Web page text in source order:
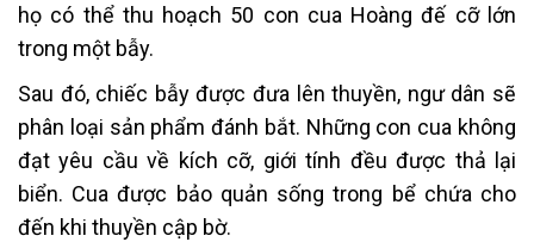
họ có thể thu hoạch 50 con cua Hoàng đế cỡ lớn
trong một bẫy.
Sau đó, chiếc bẫy được đưa lên thuyền, ngư dân sẽ
phân loại sản phẩm đánh bắt. Những con cua không
đạt yêu cầu về kích cỡ, giới tính đều được thả lại
biển. Cua được bảo quản sống trong bể chứa cho
đến khi thuyền cập bờ.